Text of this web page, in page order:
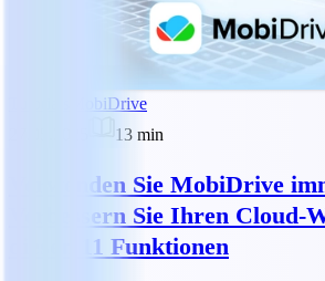
MobiDrive
13 min
Verwenden Sie MobiDrive
Verbessern Sie Ihren
diesen 11 Funktionen